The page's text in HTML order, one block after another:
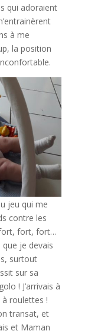
qui adoraient
à me
la position
jeu qui me
contre les
fort, fort…
je devais
surtout
sur sa
! J’arrivais à
roulettes !
transat, et
et Maman